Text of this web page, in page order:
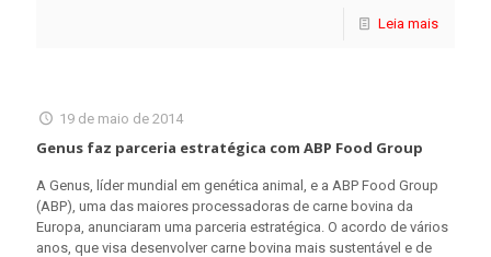
Leia mais
19 de maio de 2014
Genus faz parceria estratégica com ABP Food Group
A Genus, líder mundial em genética animal, e a ABP Food Group
(ABP), uma das maiores processadoras de carne bovina da
Europa, anunciaram uma parceria estratégica. O acordo de vários
anos, que visa desenvolver carne bovina mais sustentável e de